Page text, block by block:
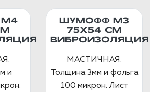
М4
и
ШУМОФФ М3
75Х54 СМ
ВИБРОИЗОЛЯЦИЯ
МАСТИЧНАЯ.
Толщина 3мм и фольга
100 микрон. Лист